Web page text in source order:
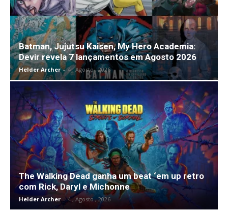
Batman, Jujutsu Kaisen, My Hero Academia:
Devir revela 7 lançamentos em Agosto 2026
Helder Archer - 4 , Agosto , 2026
The Walking Dead ganha um beat ‘em up retro
com Rick, Daryl e Michonne
Helder Archer - 4 , Agosto , 2026